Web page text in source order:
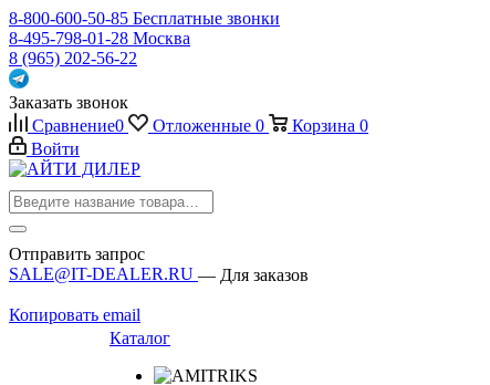
8-800-600-50-85 Бесплатные звонки
8-495-798-01-28 Москва
8 (965) 202-56-22
Заказать звонок
Сравнение0 Отложенные 0 Корзина 0
Войти
Отправить запрос
SALE@IT-DEALER.RU — Для заказов
Копировать email
Каталог